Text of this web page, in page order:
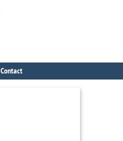
Contact